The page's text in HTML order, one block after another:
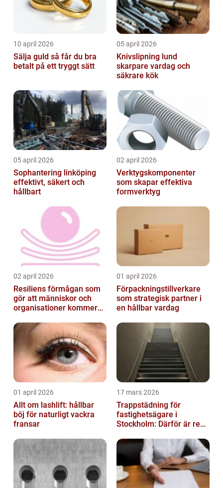
10 april 2026
Sälja guld så får du bra
betalt på ett tryggt sätt
05 april 2026
Knivslipning lund
skarpare vardag och
säkrare kök
05 april 2026
Sophantering linköping
effektivt, säkert och
hållbart
02 april 2026
Verktygskomponenter
som skapar effektiva
formverktyg
02 april 2026
Resiliens förmågan som
gör att människor och
organisationer kommer
01 april 2026
Förpackningstillverkare
som strategisk partner i
en hållbar vardag
01 april 2026
Allt om lashlift: hållbar
böj för naturligt vackra
fransar
17 mars 2026
Trappstädning för
fastighetsägare i
Stockholm: Därför är rena
investering